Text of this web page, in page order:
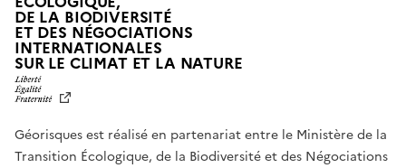
DE LA BIODIVERSITÉ
ET DES NÉGOCIATIONS
INTERNATIONALES
SUR LE CLIMAT ET LA NATUREL
T
É
Géorisques est réalisé en partenariat entre le Ministère de la
Transition Écologique, de la Biodiversité et des Négociations